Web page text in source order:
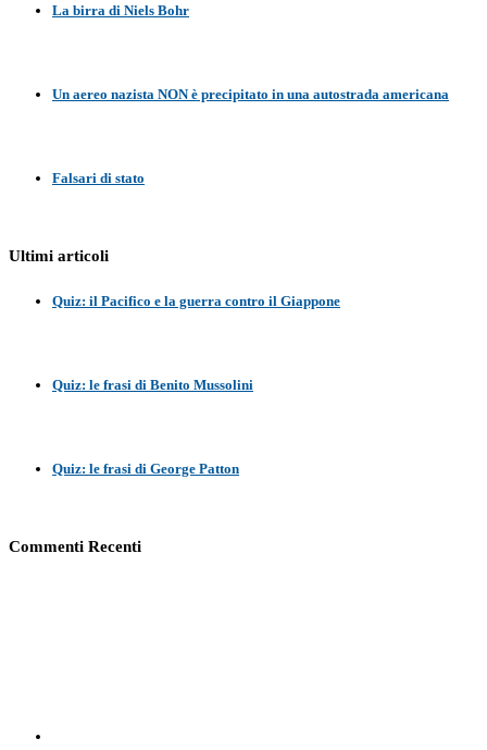
La birra di Niels Bohr
Un aereo nazista NON è precipitato in una autostrada americana
Falsari di stato
Ultimi articoli
Quiz: il Pacifico e la guerra contro il Giappone
Quiz: le frasi di Benito Mussolini
Quiz: le frasi di George Patton
Commenti Recenti